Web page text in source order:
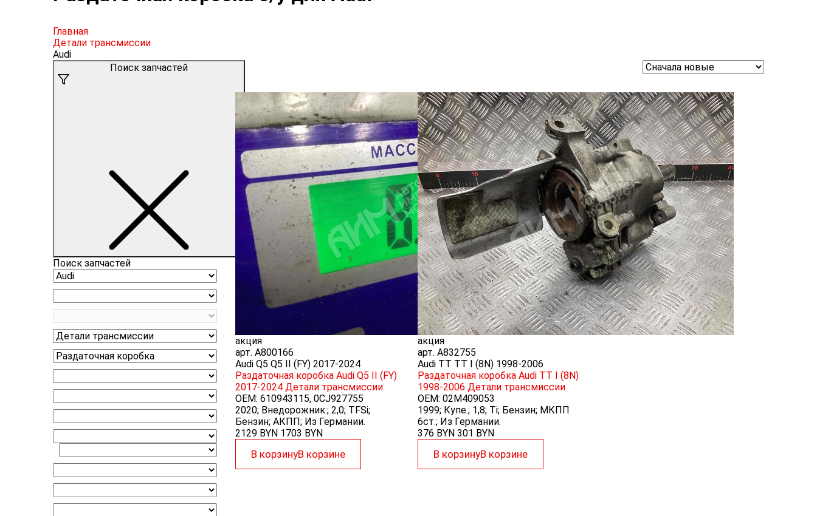
Главная
Детали трансмиссии
Audi
Поиск запчастей
Поиск запчастей
акция
арт. A800166
Audi Q5 Q5 II (FY) 2017-2024
Раздаточная коробка Audi Q5 II (FY)
2017-2024 Детали трансмиссии
OEM: 610943115, 0CJ927755
2020; Внедорожник.; 2,0; TFSi;
Бензин; АКПП; Из Германии.
2129 BYN 1703 BYN
В корзинуВ корзине
акция
арт. A832755
Audi TT TT I (8N) 1998-2006
Раздаточная коробка Audi TT I (8N)
1998-2006 Детали трансмиссии
OEM: 02M409053
1999; Купе.; 1,8; Ti; Бензин; МКПП
6ст.; Из Германии.
376 BYN 301 BYN
В корзинуВ корзине